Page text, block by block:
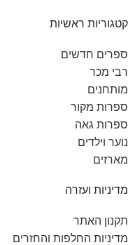
קטגוריות ראשיות
ספרים חדשים
רבי מכר
מותחנים
ספרות מקור
ספרות גאה
נוער וילדים
מארזים
מדיניות ועזרה
תקנון האתר
מדיניות החלפות והחזרים